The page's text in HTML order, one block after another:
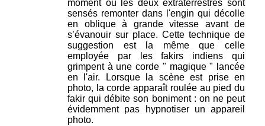
moment où les deux extraterrestres sont
sensés remonter dans l'engin qui décolle
en oblique à grande vitesse avant de
s’évanouir sur place. Cette technique de
suggestion est la même que celle
employée par les fakirs indiens qui
grimpent à une corde " magique " lancée
en l'air. Lorsque la scène est prise en
photo, la corde apparaît roulée au pied du
fakir qui débite son boniment : on ne peut
évidemment pas hypnotiser un appareil
photo.